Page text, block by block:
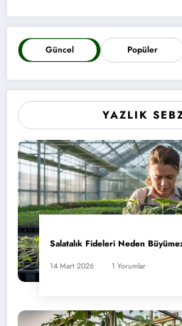
Güncel Popüler
YAZLIK
Salatalık Fideleri Neden
14 Mart 2026 1 Yorumlar